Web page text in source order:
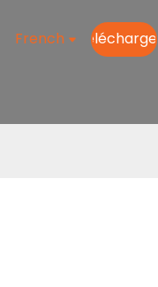
French Télécharger